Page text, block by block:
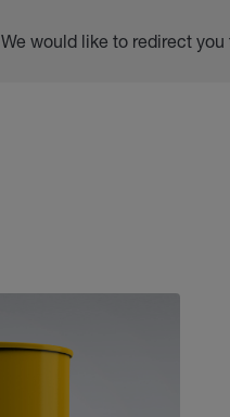
We would like to redirect